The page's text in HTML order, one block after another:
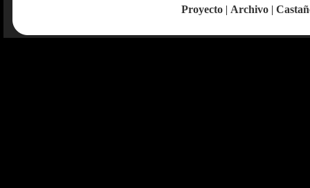
Proyecto | Archivo |